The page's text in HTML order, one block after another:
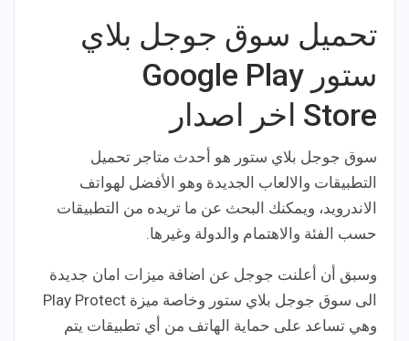
تحميل سوق جوجل بلاي
ستور Google Play
Store اخر اصدار
سوق جوجل بلاي ستور هو أحدث متاجر تحميل
التطبيقات والالعاب الجديدة وهو الأفضل لهواتف
الاندرويد، ويمكنك البحث عن ما تريده من التطبيقات
حسب الفئة والاهتمام والدولة وغيرها.
وسبق أن أعلنت جوجل عن اضافة ميزات امان جديدة
الى سوق جوجل بلاي ستور وخاصة ميزة Play Protect
وهي تساعد على حماية الهاتف من أي تطبيقات يتم